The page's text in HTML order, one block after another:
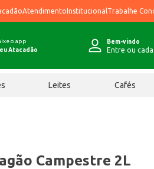
AtendimentoInstitucional Trabalhe
o app
Atacadão
Bem-vindo
Entre ou
Leites Cafés
Campestre 2L